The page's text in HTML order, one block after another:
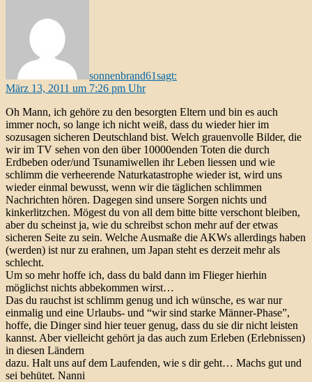
sonnenbrand61sagt:
März 13, 2011 um 7:26 pm Uhr
Oh Mann, ich gehöre zu den besorgten Eltern und bin es auch
immer noch, so lange ich nicht weiß, dass du wieder hier im
sozusagen sicheren Deutschland bist. Welch grauenvolle Bilder, die
wir im TV sehen von den über 10000enden Toten die durch
Erdbeben oder/und Tsunamiwellen ihr Leben liessen und wie
schlimm die verheerende Naturkatastrophe wieder ist, wird uns
wieder einmal bewusst, wenn wir die täglichen schlimmen
Nachrichten hören. Dagegen sind unsere Sorgen nichts und
kinkerlitzchen. Mögest du von all dem bitte bitte verschont bleiben,
aber du scheinst ja, wie du schreibst schon mehr auf der etwas
sicheren Seite zu sein. Welche Ausmaße die AKWs allerdings haben
(werden) ist nur zu erahnen, um Japan steht es derzeit mehr als
schlecht.
Um so mehr hoffe ich, dass du bald dann im Flieger hierhin
möglichst nichts abbekommen wirst…
Das du rauchst ist schlimm genug und ich wünsche, es war nur
einmalig und eine Urlaubs- und “wir sind starke Männer-Phase”,
hoffe, die Dinger sind hier teuer genug, dass du sie dir nicht leisten
kannst. Aber vielleicht gehört ja das auch zum Erleben (Erlebnissen)
in diesen Ländern
dazu. Halt uns auf dem Laufenden, wie s dir geht… Machs gut und
sei behütet. Nanni